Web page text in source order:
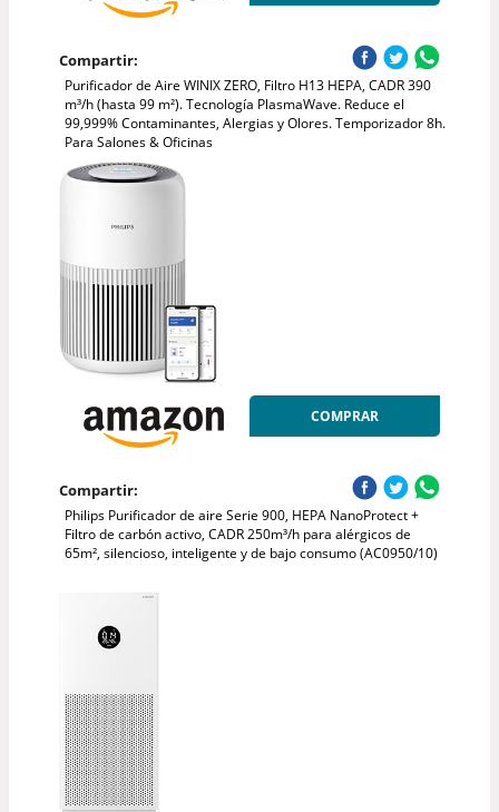
Compartir:
Purificador de Aire WINIX ZERO, Filtro H13 HEPA, CADR 390
m³/h (hasta 99 m²). Tecnología PlasmaWave. Reduce el
99,999% Contaminantes, Alergias y Olores. Temporizador 8h.
Para Salones & Oficinas
COMPRAR
Compartir:
Philips Purificador de aire Serie 900, HEPA NanoProtect +
Filtro de carbón activo, CADR 250m³/h para alérgicos de
65m², silencioso, inteligente y de bajo consumo (AC0950/10)